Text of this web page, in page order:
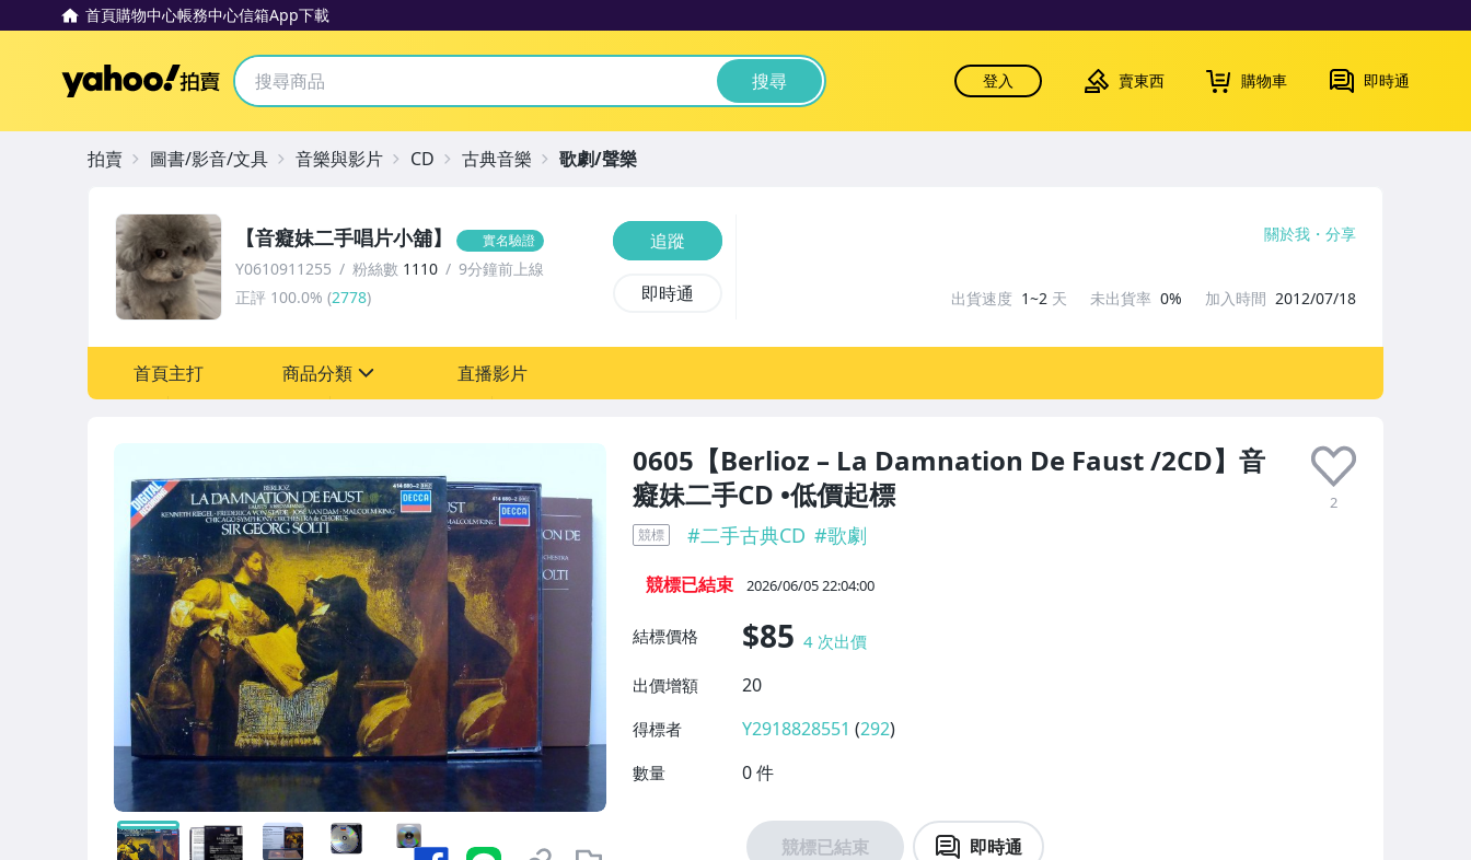
首頁購物中心帳務中心信箱App下載
Yahoo拍賣 搜尋 登入 賣東西 購物車 即時通
0605【Berlioz – La Damnation De Faust /2CD】音
癡妹二手CD •低價起標
2
競標 #二手古典CD #歌劇
競標已結束 2026/06/05 22:04:00
結標價格 $85 4次出價
出價增額
20
得標者 Y2918828551 (292)
數量 0件
競標已結束 即時通
【音癡妹二手唱片小舖】 實名驗證
Y0610911255 粉絲數 1110
9分鐘前上線
正評 100.0% (2778)
追蹤
即時通
關於我 分享
出貨速度 1~2 天 未出貨率 0% 加入時間 2012/07/18
首頁主打 商品分類 直播影片
拍賣 圖書/影音/文具 音樂與影片 CD 古典音樂 歌劇/聲樂